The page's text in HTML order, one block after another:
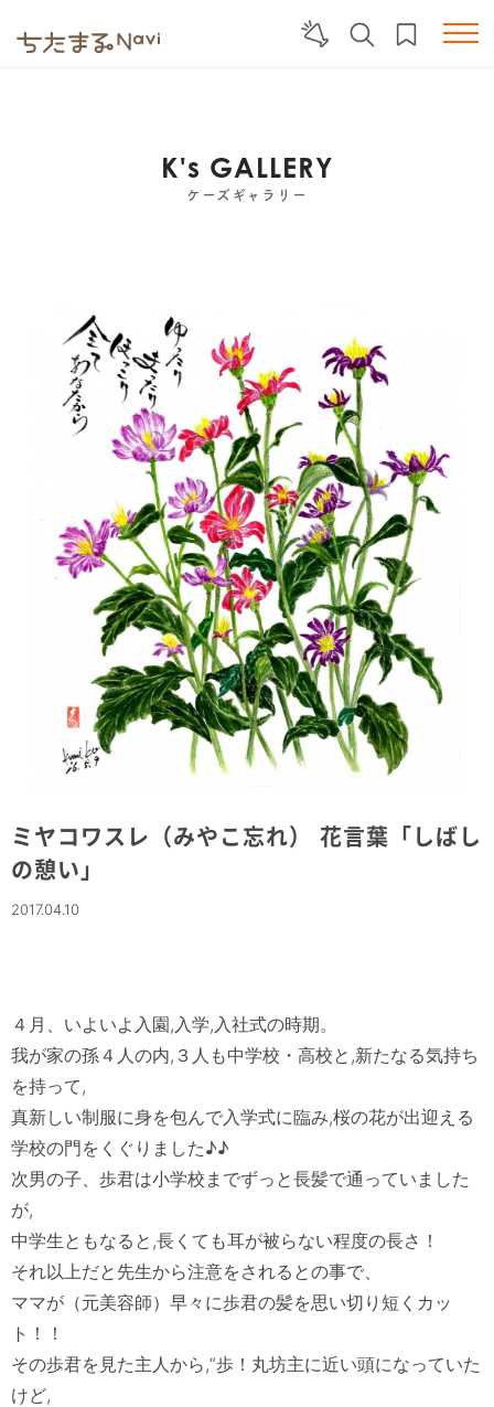
K's GALLERY
ケーズギャラリー
ミヤコワスレ（みやこ忘れ） 花言葉「しばし
の憩い」
2017.04.10
４月、いよいよ入園,入学,入社式の時期。
我が家の孫４人の内,３人も中学校・高校と,新たなる気持ち
を持って,
真新しい制服に身を包んで入学式に臨み,桜の花が出迎える
学校の門をくぐりました♪♪
次男の子、歩君は小学校までずっと長髪で通っていました
が,
中学生ともなると,長くても耳が被らない程度の長さ！
それ以上だと先生から注意をされるとの事で、
ママが（元美容師）早々に歩君の髪を思い切り短くカッ
ト！！
その歩君を見た主人から,“歩！丸坊主に近い頭になっていた
けど,